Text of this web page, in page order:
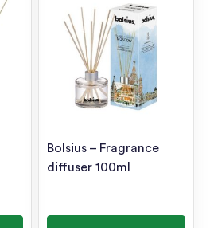
Bolsius – Fragrance
diffuser 100ml